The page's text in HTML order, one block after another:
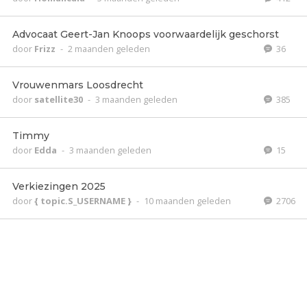
Advocaat Geert-Jan Knoops voorwaardelijk geschorst
door Frizz - 2 maanden geleden 36
Vrouwenmars Loosdrecht
door satellite30 - 3 maanden geleden 385
Timmy
door Edda - 3 maanden geleden 15
Verkiezingen 2025
door{ topic.S_USERNAME } - 10 maanden geleden 2706